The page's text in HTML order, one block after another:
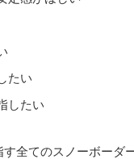
たい
したい
全てのスノーボーダ